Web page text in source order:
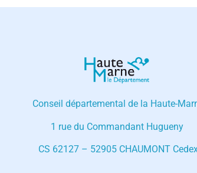
Conseil départemental de la Haute-
1 rue du Commandant Hugueny
CS 62127 – 52905 CHAUMONT